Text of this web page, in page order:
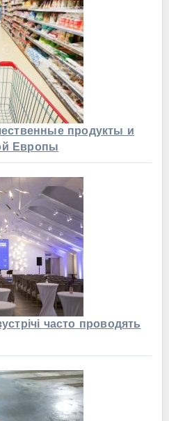
продукты и
Европы
часто проводять